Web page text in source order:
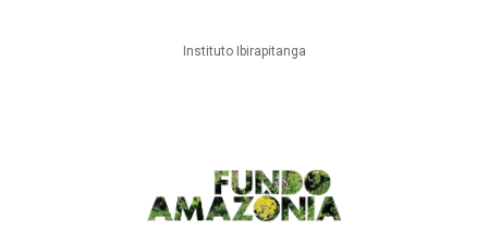
Instituto Ibirapitanga